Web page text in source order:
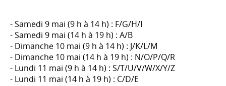
- Samedi 9 mai (9 h à 14 h) : F/G/H/I
- Samedi 9 mai (14 h à 19 h) : A/B
- Dimanche 10 mai (9 h à 14 h) : J/K/L/M
- Dimanche 10 mai (14 h à 19 h) : N/O/P/Q/R
- Lundi 11 mai (9 h à 14 h) : S/T/U/V/W/X/Y/Z
- Lundi 11 mai (14 h à 19 h) : C/D/E